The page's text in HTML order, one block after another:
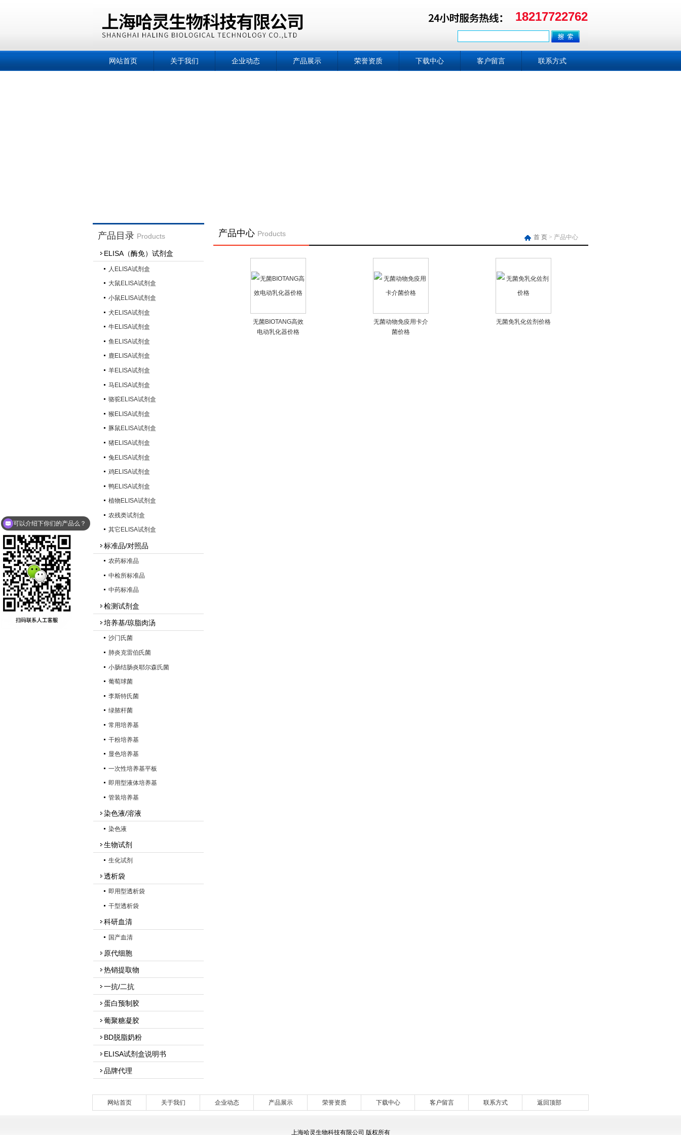
18217722762
网站首页 关于我们 企业动态 产品展示 荣誉资质 下载中心 客户留言 联系方式
产品目录 Products
ELISA（酶免）试剂盒
人ELISA试剂盒
大鼠ELISA试剂盒
小鼠ELISA试剂盒
犬ELISA试剂盒
牛ELISA试剂盒
鱼ELISA试剂盒
鹿ELISA试剂盒
羊ELISA试剂盒
马ELISA试剂盒
骆驼ELISA试剂盒
猴ELISA试剂盒
豚鼠ELISA试剂盒
猪ELISA试剂盒
兔ELISA试剂盒
鸡ELISA试剂盒
鸭ELISA试剂盒
植物ELISA试剂盒
农残类试剂盒
其它ELISA试剂盒
标准品/对照品
农药标准品
中检所标准品
中药标准品
检测试剂盒
培养基/琼脂肉汤
沙门氏菌
肺炎克雷伯氏菌
小肠结肠炎耶尔森氏菌
葡萄球菌
李斯特氏菌
绿脓杆菌
常用培养基
干粉培养基
显色培养基
一次性培养基平板
即用型液体培养基
管装培养基
染色液/溶液
染色液
生物试剂
生化试剂
透析袋
即用型透析袋
干型透析袋
科研血清
国产血清
原代细胞
热销提取物
一抗/二抗
蛋白预制胶
葡聚糖凝胶
BD脱脂奶粉
ELISA试剂盒说明书
品牌代理
产品中心 Products 首 页 > 产品中心
无菌BIOTANG高效
电动乳化器价格
无菌动物免疫用卡介
菌价格
无菌免乳化佐剂价格
网站首页 关于我们 企业动态 产品展示 荣誉资质 下载中心 客户留言 联系方式 返回顶部
上海哈灵生物科技有限公司 版权所有
可以介绍下你们的产品么？